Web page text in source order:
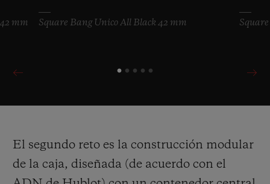
mm Square Bang Unico All Black 42 mm
El segundo reto es la construcción modular
de la caja, diseñada (de acuerdo con el